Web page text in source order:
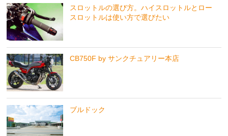
スロットルの選び方。ハイスロットルとロー
スロットルは使い方で選びたい
CB750F by サンクチュアリー本店
ブルドック